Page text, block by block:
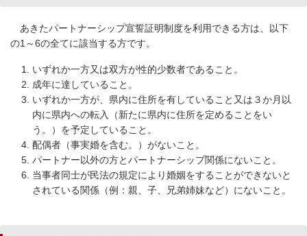
あきたパートナーシップ宣誓証明制度を利用できる方は、以下
の1～6の全てに該当する方です。
いずれか一方又は双方が性的少数者であること。
成年に達していること。
いずれか一方が、県内に住所を有していること又は３か月以
内に県内への転入（新たに県内に住所を定めることをい
う。）を予定していること。
配偶者（事実婚を含む。）がないこと。
パートナー以外の方とパートナーシップ関係にないこと。
当事者同士が民法の規定により婚姻をすることができないと
されている関係（例：親、子、兄弟姉妹など）にないこと。